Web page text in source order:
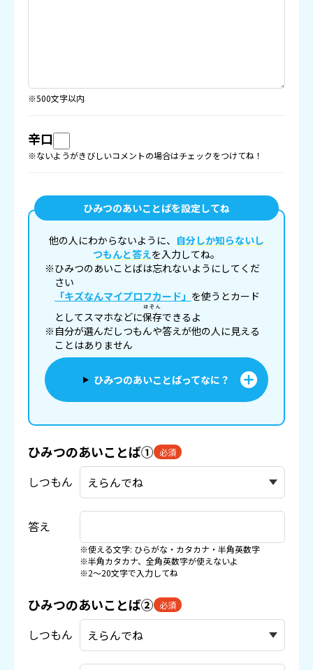
※500文字以内
辛口
※ないようがきびしいコメントの場合はチェックをつけてね！
ひみつのあいことばを設定してね
他の人にわからないように、 自分しか知らないし
つもんと答えを入力してね。
※ひみつのあいことばは忘れないようにしてくだ
さい
「キズなんマイプロフカード」 を使うとカード
としてスマホなどに保存
ほぞん
できるよ
※自分が選んだしつもんや答えが他の人に見える
ことはありません
ひみつのあいことばってなに？
ひみつのあいことば① 必須
しつもん
答え
※使える文字: ひらがな・カタカナ・半角英数字
※半角カタカナ、全角英数字が使えないよ
※2〜20文字で入力してね
ひみつのあいことば② 必須
しつもん